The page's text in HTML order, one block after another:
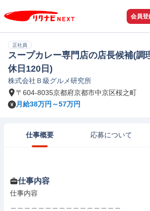
会員登
正社員
スープカレー専門店の店長候補(調
休日120日)
株式会社Ｂ級グルメ研究所
〒604-8035京都府京都市中京区桜之町
月給38万円～57万円
仕事概要 応募について
仕事内容
仕事内容